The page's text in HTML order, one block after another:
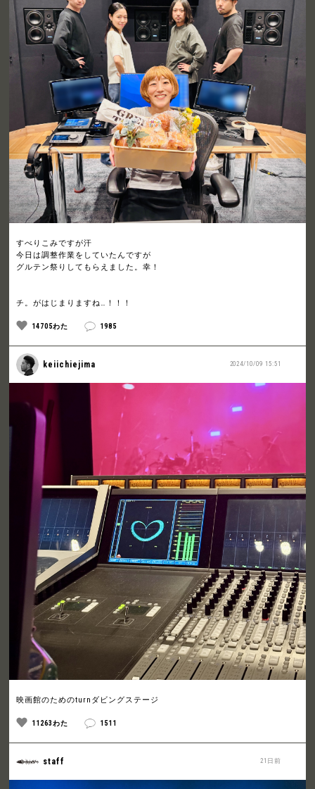
すべりこみですが汗
今日は調整作業をしていたんですが
グルテン祭りしてもらえました。幸！
チ。がはじまりますね…！！！
14705わた 1985
2024/10/09 15:51
keiichiejima
映画館のためのturnダビングステージ
11263わた 1511
21日前
staff